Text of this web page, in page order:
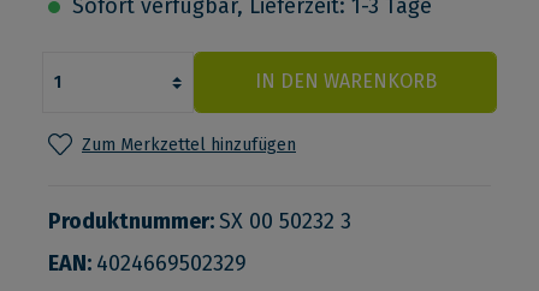
Sofort verfügbar, Lieferzeit: 1-3 Tage
IN DEN WARENKORB
Zum Merkzettel hinzufügen
Produktnummer:SX 00 50232 3
EAN: 4024669502329